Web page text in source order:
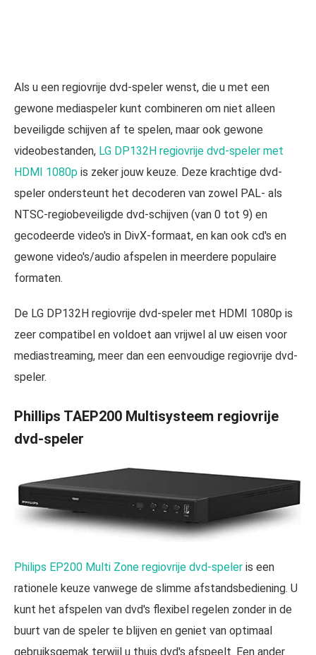
Als u een regiovrije dvd-speler wenst, die u met een
gewone mediaspeler kunt combineren om niet alleen
beveiligde schijven af te spelen, maar ook gewone
videobestanden, LG DP132H regiovrije dvd-speler met
HDMI 1080p is zeker jouw keuze. Deze krachtige dvd-
speler ondersteunt het decoderen van zowel PAL- als
NTSC-regiobeveiligde dvd-schijven (van 0 tot 9) en
gecodeerde video's in DivX-formaat, en kan ook cd's en
gewone video's/audio afspelen in meerdere populaire
formaten.
De LG DP132H regiovrije dvd-speler met HDMI 1080p is
zeer compatibel en voldoet aan vrijwel al uw eisen voor
mediastreaming, meer dan een eenvoudige regiovrije dvd-
speler.
Phillips TAEP200 Multisysteem regiovrije
dvd-speler
Philips EP200 Multi Zone regiovrije dvd-speler is een
rationele keuze vanwege de slimme afstandsbediening. U
kunt het afspelen van dvd's flexibel regelen zonder in de
buurt van de speler te blijven en geniet van optimaal
gebruiksgemak terwijl u thuis dvd's afspeelt. Een ander